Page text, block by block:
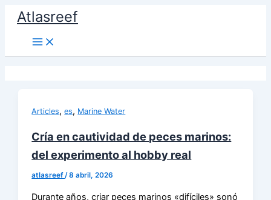
contenido
Atlasreef
Articles,es, Marine Water
Cría en cautividad de peces marinos:
del experimento al hobby real
atlasreef/8 abril, 2026
Durante años, criar peces marinos «difíciles» sonó